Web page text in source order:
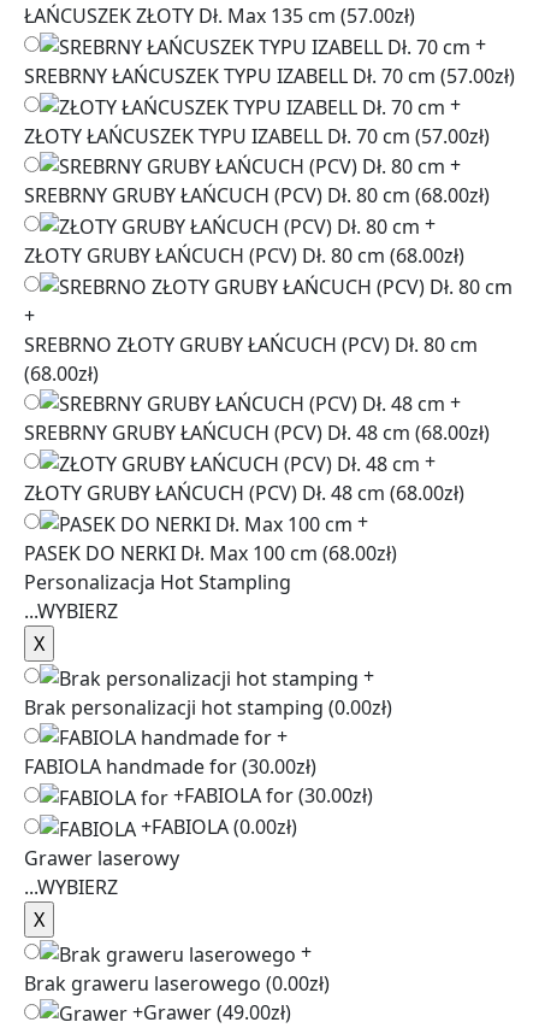
ŁAŃCUSZEK ZŁOTY Dł. Max 135 cm (57.00zł)
+
SREBRNY ŁAŃCUSZEK TYPU IZABELL Dł. 70 cm (57.00zł)
+
ZŁOTY ŁAŃCUSZEK TYPU IZABELL Dł. 70 cm (57.00zł)
+
SREBRNY GRUBY ŁAŃCUCH (PCV) Dł. 80 cm (68.00zł)
+
ZŁOTY GRUBY ŁAŃCUCH (PCV) Dł. 80 cm (68.00zł)
+
SREBRNO ZŁOTY GRUBY ŁAŃCUCH (PCV) Dł. 80 cm
(68.00zł)
+
SREBRNY GRUBY ŁAŃCUCH (PCV) Dł. 48 cm (68.00zł)
+
ZŁOTY GRUBY ŁAŃCUCH (PCV) Dł. 48 cm (68.00zł)
+
PASEK DO NERKI Dł. Max 100 cm (68.00zł)
Personalizacja Hot Stampling
...WYBIERZ
+
Brak personalizacji hot stamping (0.00zł)
+
FABIOLA handmade for(30.00zł)
+FABIOLA for(30.00zł)
+FABIOLA(0.00zł)
Grawer laserowy
...WYBIERZ
+
Brak graweru laserowego (0.00zł)
+Grawer(49.00zł)